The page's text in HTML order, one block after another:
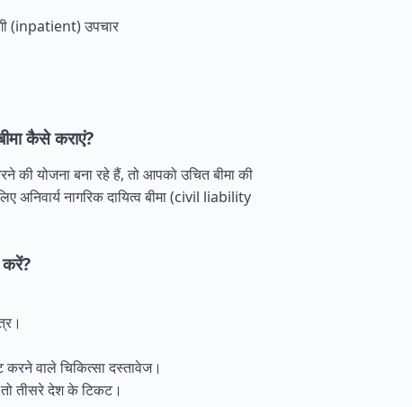
(inpatient) उपचार
कैसे कराएं?
योजना बना रहे हैं, तो आपको उचित बीमा की
अनिवार्य नागरिक दायित्व बीमा (civil liability
करें?
करने वाले चिकित्सा दस्तावेज।
तीसरे देश के टिकट।